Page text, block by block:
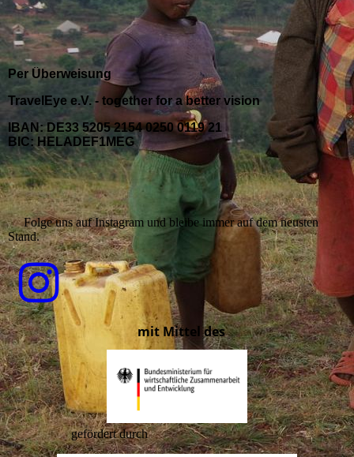
Per Überweisung
TravelEye e.V. - together for a better vision
IBAN: DE33 5205 2154 0250 0119 21
BIC: HELADEF1MEG
Folge uns auf Instagram und bleibe immer auf dem neusten
Stand.
mit Mittel des
gefördert durch